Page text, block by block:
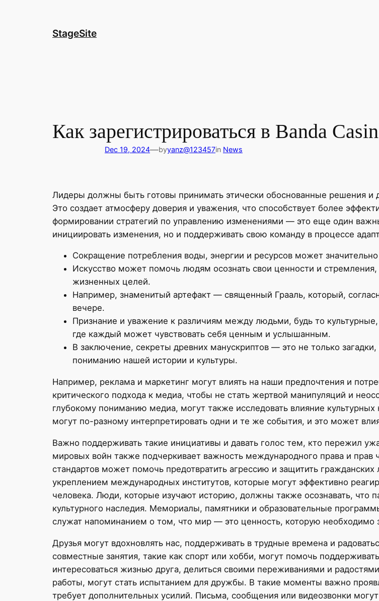
StageSite
Как зарегистрироваться в Banda
Dec 19, 2024—byyanz@123457in News
Лидеры должны быть готовы принимать этически обоснованные решения и
Это создает атмосферу доверия и уважения, что способствует более
формировании стратегий по управлению изменениями — это еще один
инициировать изменения, но и поддерживать свою команду в процессе
Сокращение потребления воды, энергии и ресурсов может значительно
Искусство может помочь людям осознать свои ценности и
жизненных целей.
Например, знаменитый артефакт — священный Грааль, который,
вечере.
Признание и уважение к различиям между людьми, будь то
где каждый может чувствовать себя ценным и услышанным.
В заключение, секреты древних манускриптов — это не только
пониманию нашей истории и культуры.
Например, реклама и маркетинг могут влиять на наши предпочтения и
критического подхода к медиа, чтобы не стать жертвой манипуляций и
глубокому пониманию медиа, могут также исследовать влияние
могут по-разному интерпретировать одни и те же события, и это может
Важно поддерживать такие инициативы и давать голос тем, кто пережил
мировых войн также подчеркивает важность международного права и
стандартов может помочь предотвратить агрессию и защитить
укреплением международных институтов, которые могут эффективно
человека. Люди, которые изучают историю, должны также осознавать, что
культурного наследия. Мемориалы, памятники и образовательные
служат напоминанием о том, что мир — это ценность, которую необходимо
Друзья могут вдохновлять нас, поддерживать в трудные времена и
совместные занятия, такие как спорт или хобби, могут помочь
интересоваться жизнью друга, делиться своими переживаниями и
работы, могут стать испытанием для дружбы. В такие моменты важно
требует дополнительных усилий. Письма, сообщения или видеозвонки